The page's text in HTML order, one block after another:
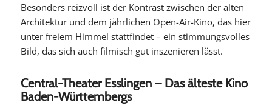
Besonders reizvoll ist der Kontrast zwischen der alten
Architektur und dem jährlichen Open-Air-Kino, das hier
unter freiem Himmel stattfindet – ein stimmungsvolles
Bild, das sich auch filmisch gut inszenieren lässt.
Central-Theater Esslingen – Das älteste Kino
Baden-Württembergs